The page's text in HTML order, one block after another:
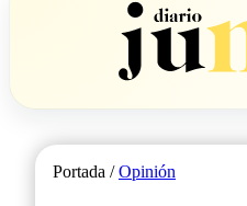
Portada /Opinión